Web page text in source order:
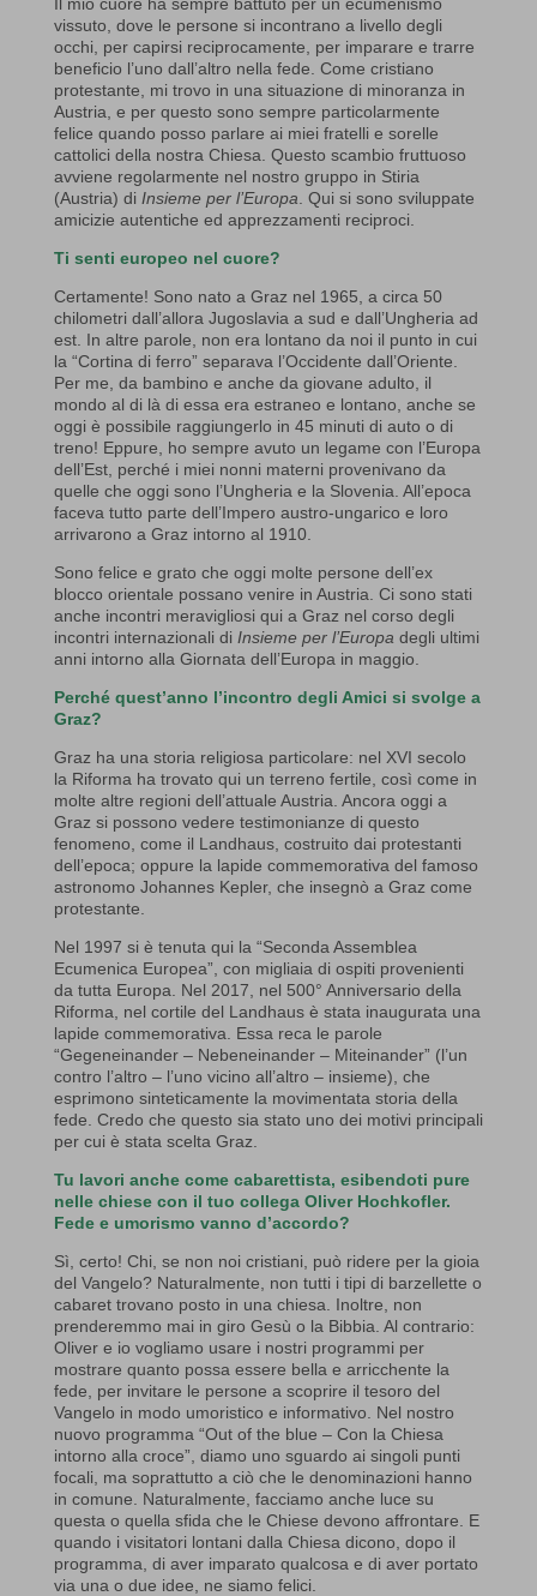
vissuto, dove le persone si incontrano a livello degli
occhi, per capirsi reciprocamente, per imparare e trarre
beneficio l’uno dall’altro nella fede. Come cristiano
protestante, mi trovo in una situazione di minoranza in
Austria, e per questo sono sempre particolarmente
felice quando posso parlare ai miei fratelli e sorelle
cattolici della nostra Chiesa. Questo scambio fruttuoso
avviene regolarmente nel nostro gruppo in Stiria
(Austria) di Insieme per l’Europa . Qui si sono sviluppate
amicizie autentiche ed apprezzamenti reciproci.
Ti senti europeo nel cuore?
Certamente! Sono nato a Graz nel 1965, a circa 50
chilometri dall’allora Jugoslavia a sud e dall’Ungheria ad
est. In altre parole, non era lontano da noi il punto in cui
la “Cortina di ferro” separava l’Occidente dall’Oriente.
Per me, da bambino e anche da giovane adulto, il
mondo al di là di essa era estraneo e lontano, anche se
oggi è possibile raggiungerlo in 45 minuti di auto o di
treno! Eppure, ho sempre avuto un legame con l’Europa
dell’Est, perché i miei nonni materni provenivano da
quelle che oggi sono l’Ungheria e la Slovenia. All’epoca
faceva tutto parte dell’Impero austro-ungarico e loro
arrivarono a Graz intorno al 1910.
Sono felice e grato che oggi molte persone dell’ex
blocco orientale possano venire in Austria. Ci sono stati
anche incontri meravigliosi qui a Graz nel corso degli
incontri internazionali di Insieme per l’Europa degli ultimi
anni intorno alla Giornata dell’Europa in maggio.
Perché quest’anno l’incontro degli Amici si svolge a
Graz?
Graz ha una storia religiosa particolare: nel XVI secolo
la Riforma ha trovato qui un terreno fertile, così come in
molte altre regioni dell’attuale Austria. Ancora oggi a
Graz si possono vedere testimonianze di questo
fenomeno, come il Landhaus, costruito dai protestanti
dell’epoca; oppure la lapide commemorativa del famoso
astronomo Johannes Kepler, che insegnò a Graz come
protestante.
Nel 1997 si è tenuta qui la “Seconda Assemblea
Ecumenica Europea”, con migliaia di ospiti provenienti
da tutta Europa. Nel 2017, nel 500° Anniversario della
Riforma, nel cortile del Landhaus è stata inaugurata una
lapide commemorativa. Essa reca le parole
“Gegeneinander – Nebeneinander – Miteinander” (l’un
contro l’altro – l’uno vicino all’altro – insieme), che
esprimono sinteticamente la movimentata storia della
fede. Credo che questo sia stato uno dei motivi principali
per cui è stata scelta Graz.
Tu lavori anche come cabarettista, esibendoti pure
nelle chiese con il tuo collega Oliver Hochkofler.
Fede e umorismo vanno d’accordo?
Sì, certo! Chi, se non noi cristiani, può ridere per la gioia
del Vangelo? Naturalmente, non tutti i tipi di barzellette o
cabaret trovano posto in una chiesa. Inoltre, non
prenderemmo mai in giro Gesù o la Bibbia. Al contrario:
Oliver e io vogliamo usare i nostri programmi per
mostrare quanto possa essere bella e arricchente la
fede, per invitare le persone a scoprire il tesoro del
Vangelo in modo umoristico e informativo. Nel nostro
nuovo programma “Out of the blue – Con la Chiesa
intorno alla croce”, diamo uno sguardo ai singoli punti
focali, ma soprattutto a ciò che le denominazioni hanno
in comune. Naturalmente, facciamo anche luce su
questa o quella sfida che le Chiese devono affrontare. E
quando i visitatori lontani dalla Chiesa dicono, dopo il
programma, di aver imparato qualcosa e di aver portato
via una o due idee, ne siamo felici.